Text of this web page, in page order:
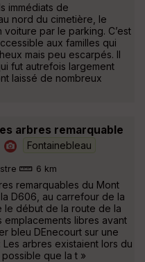
immédiats de
nord du cimetière, le
par le parking. C’est
aux familles qui
mais peu escarpés. Il
fut autrefois largement
laissé de nombreux
arbres remarquable
Fontainebleau
6 km
remarquables du Mont
D606, au carrefour de la
le début de la route de la
emplacements libres avant
bleu DEnecourt sur une
arbres existaient lors du
que la t »